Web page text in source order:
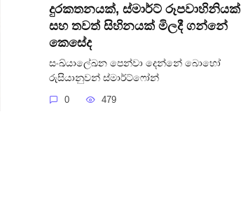
දුරකතනයක්, ස්මාර්ට් රූපවාහිනියක්
සහ තවත් සිහිනයක් මිලදී ගන්නේ
කෙසේද
සංඛ්යාලේඛන පෙන්වා දෙන්නේ බොහෝ
රුසියානුවන් ස්මාර්ට්ෆෝන්
0 479